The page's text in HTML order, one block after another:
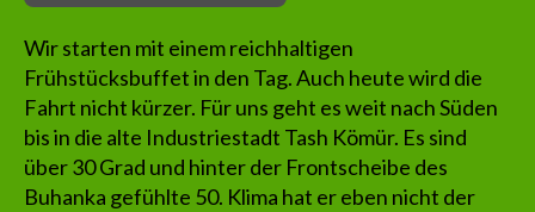
Wir starten mit einem reichhaltigen
Frühstücksbuffet in den Tag. Auch heute wird die
Fahrt nicht kürzer. Für uns geht es weit nach Süden
bis in die alte Industriestadt Tash Kömür. Es sind
über 30 Grad und hinter der Frontscheibe des
Buhanka gefühlte 50. Klima hat er eben nicht der